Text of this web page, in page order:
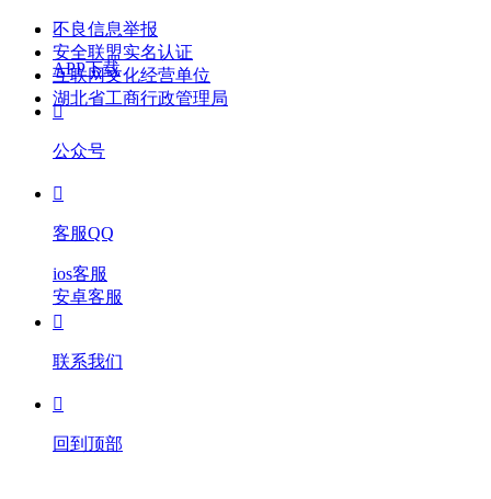
不良信息举报
安全联盟实名认证
互联网文化经营单位
湖北省工商行政管理局

APP下载

公众号

客服QQ
ios客服
安卓客服

联系我们

回到顶部